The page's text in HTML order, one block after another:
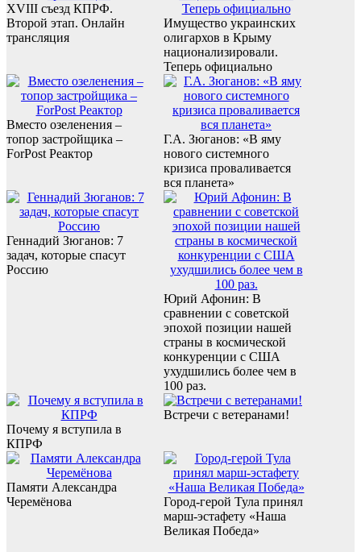
XVIII съезд КПРФ.
Второй этап. Онлайн
трансляция
Имущество украинских
олигархов в Крыму
национализировали.
Теперь официально
Вместо озеленения –
топор застройщика –
ForPost Реактор
Г.А. Зюганов: «В яму
нового системного
кризиса проваливается
вся планета»
Геннадий Зюганов: 7
задач, которые спасут
Россию
Юрий Афонин: В
сравнении с советской
эпохой позиции нашей
страны в космической
конкуренции с США
ухудшились более чем в
100 раз.
Почему я вступила в
КПРФ
Встречи с ветеранами!
Памяти Александра
Черемёнова
Город-герой Тула принял
марш-эстафету «Наша
Великая Победа»